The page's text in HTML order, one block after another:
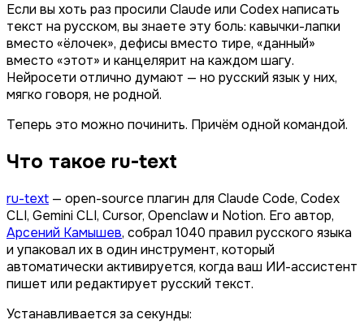
Если вы хоть раз просили Claude или Codex написать
текст на русском, вы знаете эту боль: кавычки-лапки
вместо «ёлочек», дефисы вместо тире, «данный»
вместо «этот» и канцелярит на каждом шагу.
Нейросети отлично думают — но русский язык у них,
мягко говоря, не родной.
Теперь это можно починить. Причём одной командой.
Что такое ru-text
ru-text — open-source плагин для Claude Code, Codex
CLI, Gemini CLI, Cursor, Openclaw и Notion. Его автор,
Арсений Камышев, собрал 1040 правил русского языка
и упаковал их в один инструмент, который
автоматически активируется, когда ваш ИИ-ассистент
пишет или редактирует русский текст.
Устанавливается за секунды: